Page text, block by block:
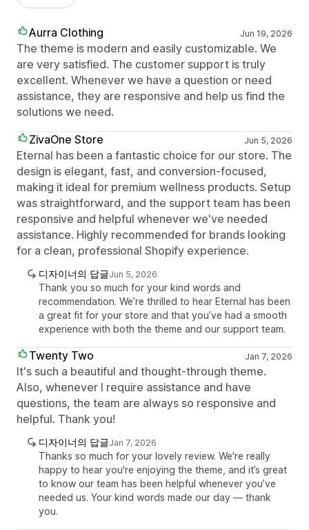
Aurra Clothing Jun 19, 2026
The theme is modern and easily customizable. We
are very satisfied. The customer support is truly
excellent. Whenever we have a question or need
assistance, they are responsive and help us find the
solutions we need.
ZivaOne Store
Jun 5, 2026
Eternal has been a fantastic choice for our store. The
design is elegant, fast, and conversion-focused,
making it ideal for premium wellness products. Setup
was straightforward, and the support team has been
responsive and helpful whenever we've needed
assistance. Highly recommended for brands looking
for a clean, professional Shopify experience.
디자이너의 답글Jun 5, 2026
Thank you so much for your kind words and
recommendation. We’re thrilled to hear Eternal has been
a great fit for your store and that you’ve had a smooth
experience with both the theme and our support team.
Twenty Two Jan 7, 2026
It's such a beautiful and thought-through theme.
Also, whenever I require assistance and have
questions, the team are always so responsive and
helpful. Thank you!
디자이너의 답글Jan 7, 2026
Thanks so much for your lovely review. We're really
happy to hear you're enjoying the theme, and it’s great
to know our team has been helpful whenever you’ve
needed us. Your kind words made our day — thank
you.